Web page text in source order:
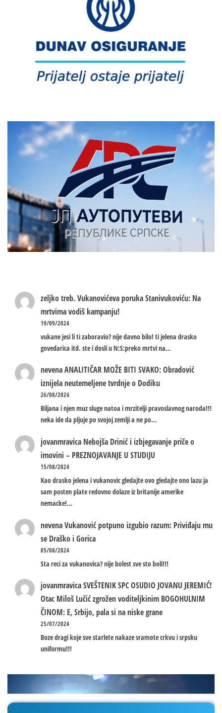
zeljko treb.Vukanovićeva poruka Stanivukoviću: Na
mrtvima vodiš kampanju!
19/09/2024
vukane jesi li ti zaboravio? nije davno bilo! ti jelena drasko
govedarica itd. ste i dosli u N:S:preko mrtvi na…
nevenaANALITIČAR MOŽE BITI SVAKO: Obradović
iznijela neutemeljene tvrdnje o Dodiku
26/08/2024
Biljana i njen muz sluge natoa i mrzitelji pravoslavnog naroda!!!
neka ide da pljuje po svojoj zemlji a ne po…
jovanmravica Nebojša Drinić i izbjegavanje priče o
imovini – PREZNOJAVANJE U STUDIJU
15/08/2024
Kao drasko jelena i vukanovic gledajte ovo gledajte ono lazu ja
sam posten plate redovno dolaze iz britanije amerike
nemacke!…
nevenaVukanović potpuno izgubio razum: Priviđaju mu
se Draško i Gorica
05/08/2024
Sta reci za vukanovica? nije bolest sve sto boli!!!
jovanmravicaSVEŠTENIK SPC OSUDIO JOVANU JEREMIĆ!
Otac Miloš Lučić zgrožen voditeljkinim BOGOHULNIM
ČINOM: E, Srbijo, pala si na niske grane
25/07/2024
Boze dragi koje sve starlete nakaze sramote crkvu i srpsku
uniformu!!!